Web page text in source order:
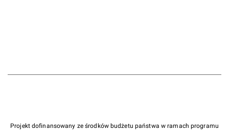
Projekt dofinansowany ze środków budżetu państwa w ramach programu